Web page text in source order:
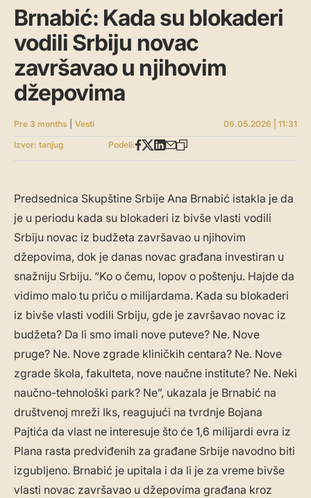
Brnabić: Kada su blokaderi
vodili Srbiju novac
završavao u njihovim
džepovima
Pre 3 months Vesti
06.05.2026 | 11:31
Izvor: tanjug
Podeli:
Predsednica Skupštine Srbije Ana Brnabić istakla je da
je u periodu kada su blokaderi iz bivše vlasti vodili
Srbiju novac iz budžeta završavao u njihovim
džepovima, dok je danas novac građana investiran u
snažniju Srbiju. “Ko o čemu, lopov o poštenju. Hajde da
vidimo malo tu priču o milijardama. Kada su blokaderi
iz bivše vlasti vodili Srbiju, gde je završavao novac iz
budžeta? Da li smo imali nove puteve? Ne. Nove
pruge? Ne. Nove zgrade kliničkih centara? Ne. Nove
zgrade škola, fakulteta, nove naučne institute? Ne. Neki
naučno-tehnološki park? Ne”, ukazala je Brnabić na
društvenoj mreži Iks, reagujući na tvrdnje Bojana
Pajtića da vlast ne interesuje što će 1,6 milijardi evra iz
Plana rasta predviđenih za građane Srbije navodno biti
izgubljeno. Brnabić je upitala i da li je za vreme bivše
vlasti novac završavao u džepovima građana kroz